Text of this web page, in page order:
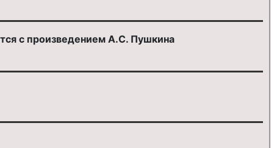
с произведением А.С. Пушкина